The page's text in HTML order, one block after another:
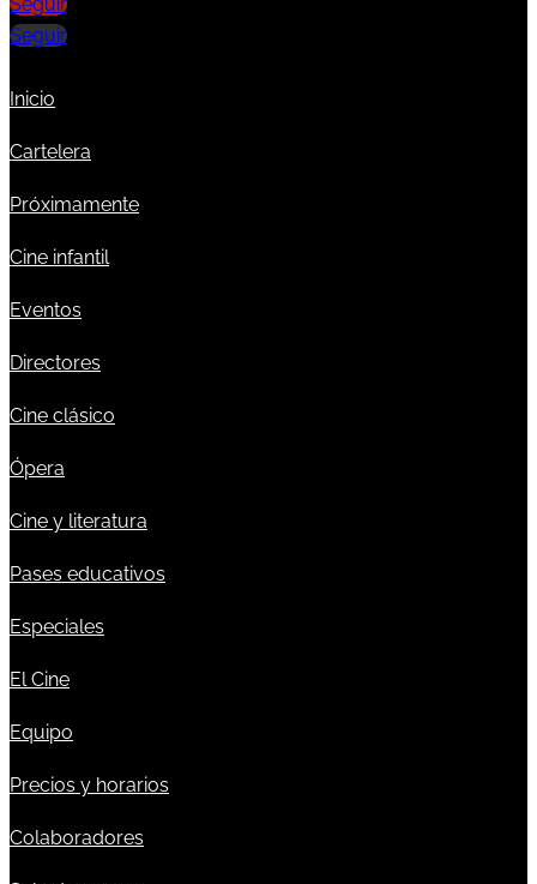
Seguir
Inicio
Cartelera
Próximamente
Cine infantil
Eventos
Directores
Cine clásico
Ópera
Cine y literatura
Pases educativos
Especiales
El Cine
Equipo
Precios y horarios
Colaboradores